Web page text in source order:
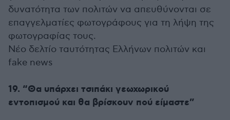
δυνατότητα των πολιτών να απευθύνονται σε
επαγγελματίες φωτογράφους για τη λήψη της
φωτογραφίας τους.
Νέο δελτίο ταυτότητας Ελλήνων πολιτών και
fake news
19. “Θα υπάρχει τσιπάκι γεωχωρικού
εντοπισμού και θα βρίσκουν πού είμαστε”